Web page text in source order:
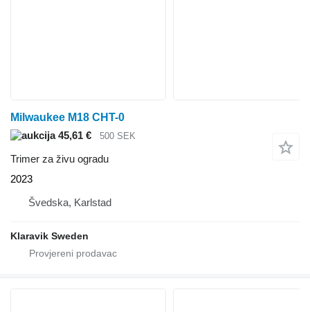
Milwaukee M18 CHT-0
45,61 €
500 SEK
Trimer za živu ogradu
2023
Švedska, Karlstad
Klaravik Sweden